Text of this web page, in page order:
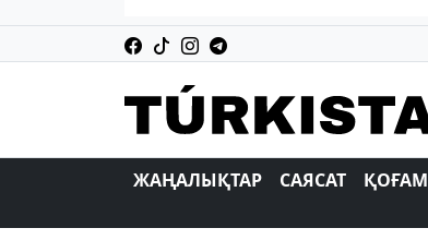
ЖАҢАЛЫҚТАР САЯСАТ ҚОҒАМ